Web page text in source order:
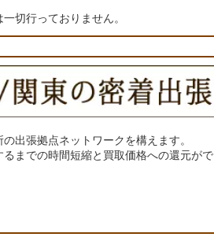
切行っておりません。
出張拠点ネットワークを構えます。
までの時間短縮と買取価格への還元がで